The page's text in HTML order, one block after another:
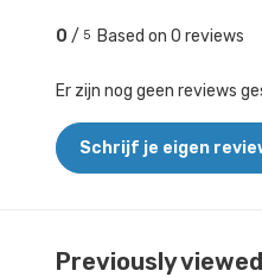
0 / 5 Based on 0 reviews
Er zijn nog geen reviews
Schrijf je eigen
Previously viewed